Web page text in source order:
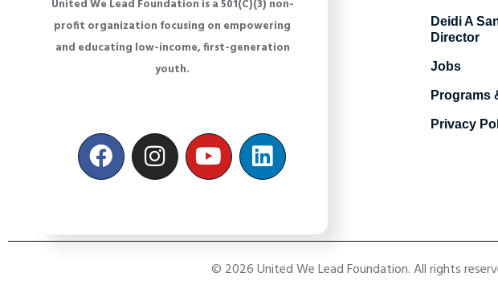
United We Lead Foundation is a 501(C)(3) non-
profit organization focusing on empowering
and educating low-income, first-generation
youth.
Deidi A
Director
Jobs
Programs
Privacy
© 2026 United We Lead Foundation. All rights